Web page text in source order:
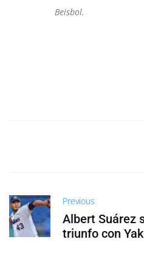
Beisbol.
Previous
Albert Suárez
triunfo con